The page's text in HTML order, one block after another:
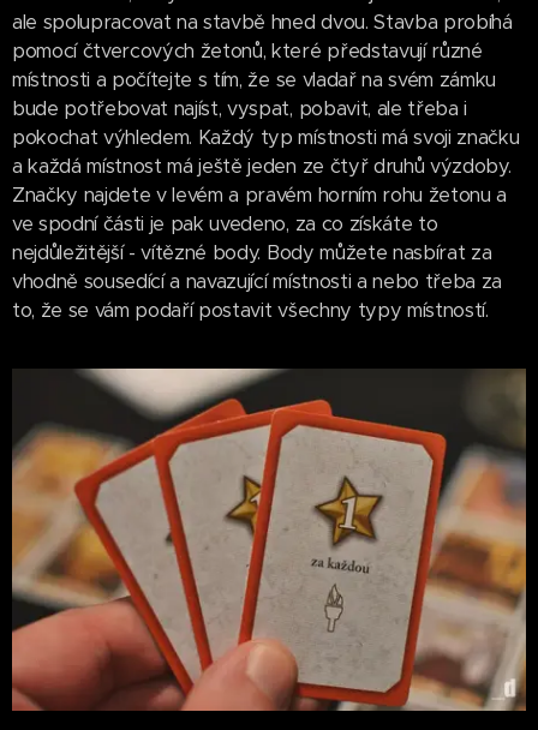
ale spolupracovat na stavbě hned dvou. Stavba probíhá
pomocí čtvercových žetonů, které představují různé
místnosti a počítejte s tím, že se vladař na svém zámku
bude potřebovat najíst, vyspat, pobavit, ale třeba i
pokochat výhledem. Každý typ místnosti má svoji značku
a každá místnost má ještě jeden ze čtyř druhů výzdoby.
Značky najdete v levém a pravém horním rohu žetonu a
ve spodní části je pak uvedeno, za co získáte to
nejdůležitější - vítězné body. Body můžete nasbírat za
vhodně sousedící a navazující místnosti a nebo třeba za
to, že se vám podaří postavit všechny typy místností.